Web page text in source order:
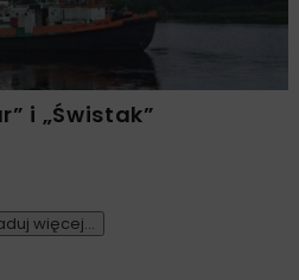
i „Świstak”
więcej...